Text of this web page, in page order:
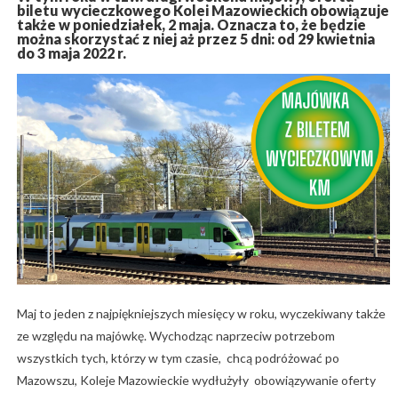
biletu wycieczkowego Kolei Mazowieckich obowiązuje
także w poniedziałek, 2 maja. Oznacza to, że będzie
można skorzystać z niej aż przez 5 dni: od 29 kwietnia
do 3 maja 2022 r.
Maj to jeden z najpiękniejszych miesięcy w roku, wyczekiwany także
ze względu na majówkę. Wychodząc naprzeciw potrzebom
wszystkich tych, którzy w tym czasie, chcą podróżować po
Mazowszu, Koleje Mazowieckie wydłużyły obowiązywanie oferty